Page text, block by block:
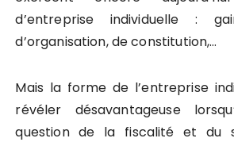
d’entreprise individuelle :
d’organisation, de constitution,…
Mais la forme de l’entreprise
révéler désavantageuse
question de la fiscalité et du